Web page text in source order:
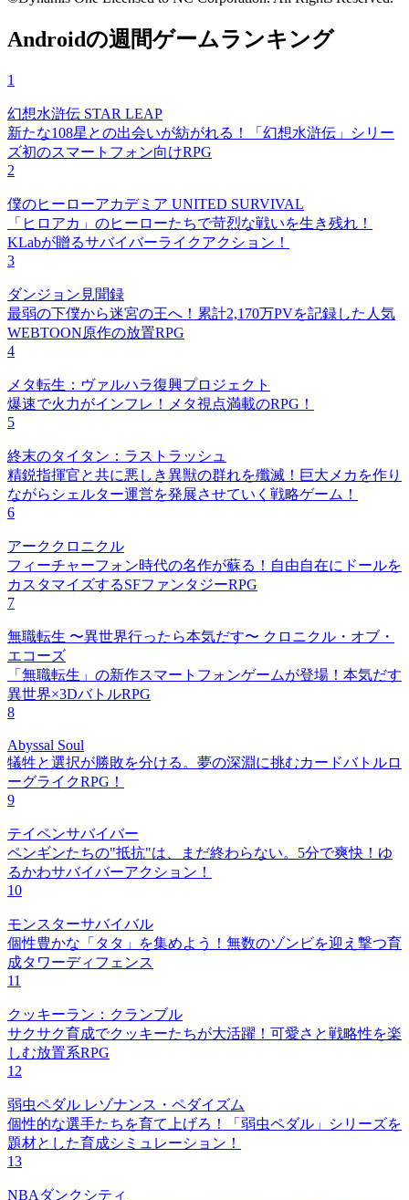
Androidの週間ゲームランキング
1
幻想水滸伝 STAR LEAP
新たな108星との出会いが紡がれる！「幻想水滸伝」シリー
ズ初のスマートフォン向けRPG
2
僕のヒーローアカデミア UNITED SURVIVAL
「ヒロアカ」のヒーローたちで苛烈な戦いを生き残れ！
KLabが贈るサバイバーライクアクション！
3
ダンジョン見聞録
最弱の下僕から迷宮の王へ！累計2,170万PVを記録した人気
WEBTOON原作の放置RPG
4
メタ転生：ヴァルハラ復興プロジェクト
爆速で火力がインフレ！メタ視点満載のRPG！
5
終末のタイタン：ラストラッシュ
精鋭指揮官と共に悪しき異獣の群れを殲滅！巨大メカを作り
ながらシェルター運営を発展させていく戦略ゲーム！
6
アーククロニクル
フィーチャーフォン時代の名作が蘇る！自由自在にドールを
カスタマイズするSFファンタジーRPG
7
無職転生 〜異世界行ったら本気だす〜 クロニクル・オブ・
エコーズ
「無職転生」の新作スマートフォンゲームが登場！本気だす
異世界×3DバトルRPG
8
Abyssal Soul
犠牲と選択が勝敗を分ける。夢の深淵に挑むカードバトルロ
ーグライクRPG！
9
テイペンサバイバー
ペンギンたちの"抵抗"は、まだ終わらない。5分で爽快！ゆ
るかわサバイバーアクション！
10
モンスターサバイバル
個性豊かな「タタ」を集めよう！無数のゾンビを迎え撃つ育
成タワーディフェンス
11
クッキーラン：クランブル
サクサク育成でクッキーたちが大活躍！可愛さと戦略性を楽
しむ放置系RPG
12
弱虫ペダル レゾナンス・ペダイズム
個性的な選手たちを育て上げろ！「弱虫ペダル」シリーズを
題材とした育成シミュレーション！
13
NBAダンクシティ